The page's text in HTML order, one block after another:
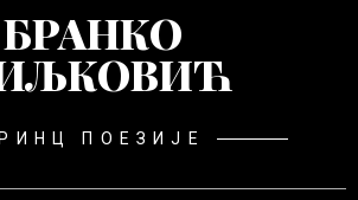
БРАНКО
ПОЕЗИЈЕ